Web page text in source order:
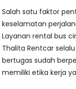
Salah satu faktor
keselamatan
Layanan rental bus
Thalita Rentcar
bertugas sudah
memiliki etika kerja